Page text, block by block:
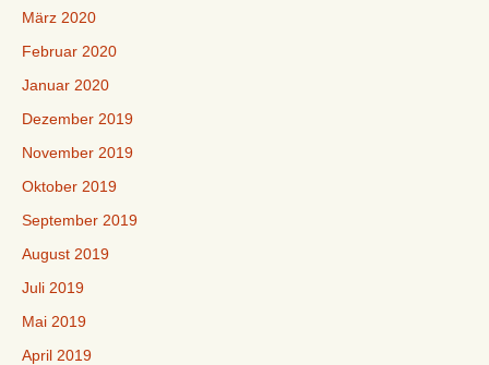
März 2020
Februar 2020
Januar 2020
Dezember 2019
November 2019
Oktober 2019
September 2019
August 2019
Juli 2019
Mai 2019
April 2019